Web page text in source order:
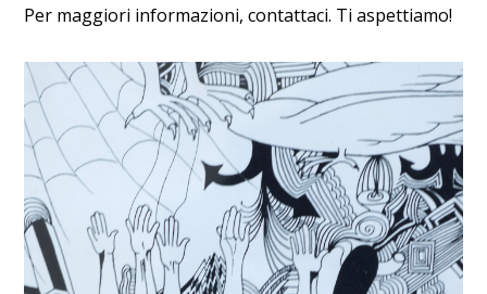
Per maggiori informazioni, contattaci. Ti aspettiamo!